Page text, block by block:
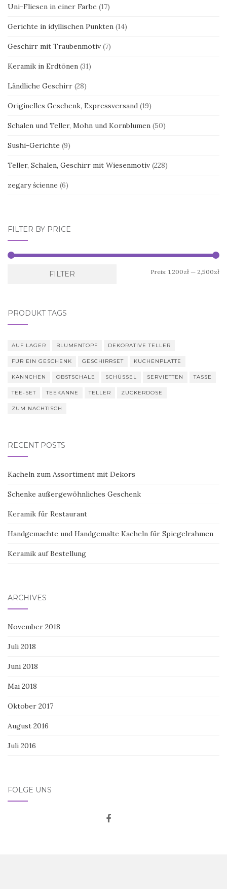
Uni-Fliesen in einer Farbe (17)
Gerichte in idyllischen Punkten (14)
Geschirr mit Traubenmotiv (7)
Keramik in Erdtönen (31)
Ländliche Geschirr (28)
Originelles Geschenk, Expressversand (19)
Schalen und Teller, Mohn und Kornblumen (50)
Sushi-Gerichte (9)
Teller, Schalen, Geschirr mit Wiesenmotiv (228)
zegary ścienne (6)
FILTER BY PRICE
FILTER Preis: 1,200zł — 2,500zł
PRODUKT TAGS
AUF LAGER BLUMENTOPF DEKORATIVE TELLER
FÜR EIN GESCHENK GESCHIRRSET KUCHENPLATTE
KÄNNCHEN OBSTSCHALE SCHÜSSEL SERVIETTEN TASSE
TEE-SET TEEKANNE TELLER ZUCKERDOSE
ZUM NACHTISCH
RECENT POSTS
Kacheln zum Assortiment mit Dekors
Schenke außergewöhnliches Geschenk
Keramik für Restaurant
Handgemachte und Handgemalte Kacheln für Spiegelrahmen
Keramik auf Bestellung
ARCHIVES
November 2018
Juli 2018
Juni 2018
Mai 2018
Oktober 2017
August 2016
Juli 2016
FOLGE UNS